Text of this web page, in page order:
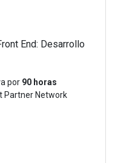
End: Desarrollo
por 90 horas
Partner Network